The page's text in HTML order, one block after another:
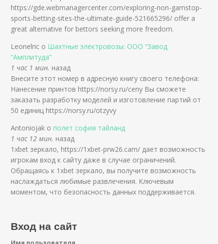
https://gde.webmanagercenter.com/exploring-non-gamstop-
sports-betting-sites-the-ultimate-guide-521665296/ offer a
great alternative for bettors seeking more freedom.
Leonelric о Шахтные электровозы: ООО “Завод
“Амплитуда”
1 час 1 мин. назад
Внесите этот номер в адресную книгу своего телефона:
Нанесение принтов https://norsy.ru/ceny Вы сможете
заказать разработку моделей и изготовление партий от
50 единиц https://norsy.ru/otzyvy
Antoniojak ополет софия тайланд
1 час 12 мин. назад
1xbet зеркало, https://1xbet-prw26.cam/ дает возможность
игрокам вход к сайту даже в случае ограничений.
Обращаясь к 1xbet зеркало, вы получите возможность
наслаждаться любимые развлечения. Ключевым
моментом, что безопасность данных поддерживается.
Вход на сайт